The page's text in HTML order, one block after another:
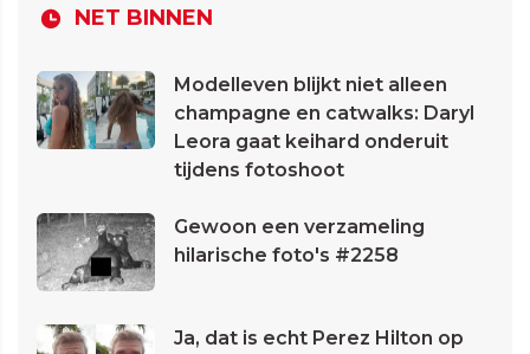
NET BINNEN
Modelleven blijkt niet alleen
champagne en catwalks: Daryl
Leora gaat keihard onderuit
tijdens fotoshoot
Gewoon een verzameling
hilarische foto's #2258
Ja, dat is echt Perez Hilton op